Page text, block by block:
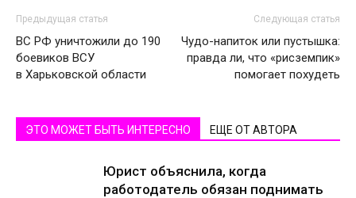
Предыдущая статья
ВС РФ уничтожили до 190
боевиков ВСУ
в Харьковской области
Следующая статья
Чудо-напиток или пустышка:
правда ли, что «рисземпик»
помогает похудеть
ЭТО МОЖЕТ БЫТЬ ИНТЕРЕСНО ЕЩЕ ОТ АВТОРА
Юрист объяснила, когда
работодатель обязан поднимать